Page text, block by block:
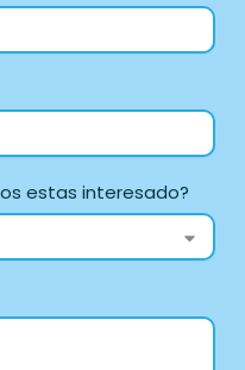
estas interesado?